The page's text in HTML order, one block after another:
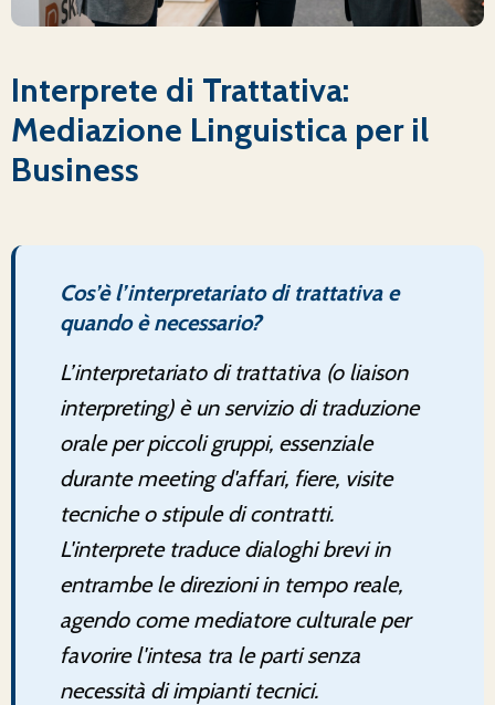
Interprete di Trattativa:
Mediazione Linguistica per il
Business
Cos’è l’interpretariato di trattativa e
quando è necessario?
L’interpretariato di trattativa (o liaison
interpreting) è un servizio di traduzione
orale per piccoli gruppi, essenziale
durante meeting d'affari, fiere, visite
tecniche o stipule di contratti.
L'interprete traduce dialoghi brevi in
entrambe le direzioni in tempo reale,
agendo come mediatore culturale per
favorire l'intesa tra le parti senza
necessità di impianti tecnici.